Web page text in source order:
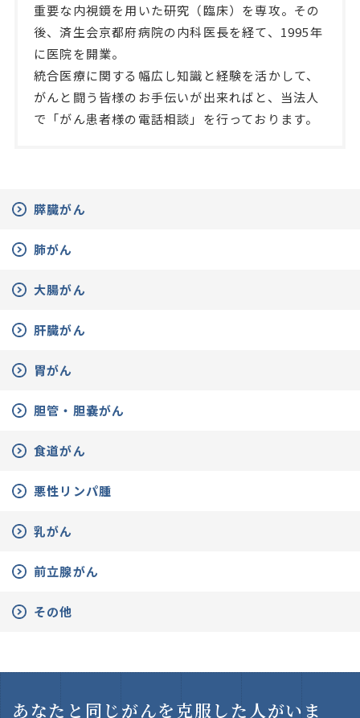
重要な内視鏡を用いた研究（臨床）を専攻。その
後、済生会京都府病院の内科医長を経て、1995年
に医院を開業。
統合医療に関する幅広し知識と経験を活かして、
がんと闘う皆様のお手伝いが出来ればと、当法人
で「がん患者様の電話相談」を行っております。
膵臓がん
肺がん
大腸がん
肝臓がん
胃がん
胆管・胆嚢がん
食道がん
悪性リンパ腫
乳がん
前立腺がん
その他
あなたと同じがんを克服した人がいま